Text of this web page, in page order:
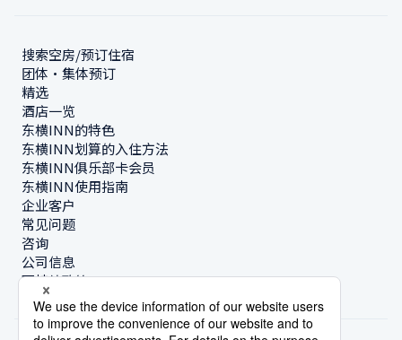
搜索空房/预订住宿
团体・集体预订
精选
酒店一览
东横INN的特色
东横INN划算的入住方法
东横INN俱乐部卡会员
东横INN使用指南
企业客户
常见问题
咨询
公司信息
可持续政策